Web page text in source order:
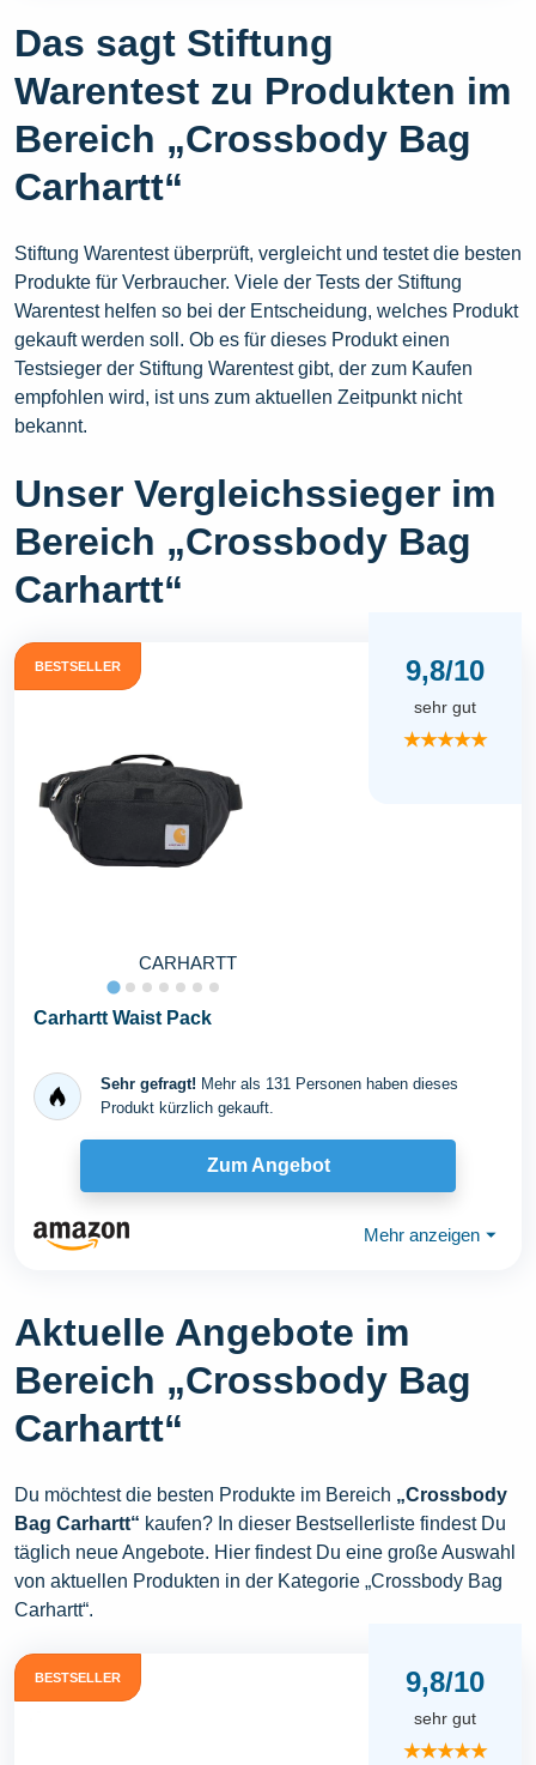
Das sagt Stiftung
Warentest zu Produkten im
Bereich „Crossbody Bag
Carhartt“
Stiftung Warentest überprüft, vergleicht und testet die besten
Produkte für Verbraucher. Viele der Tests der Stiftung
Warentest helfen so bei der Entscheidung, welches Produkt
gekauft werden soll. Ob es für dieses Produkt einen
Testsieger der Stiftung Warentest gibt, der zum Kaufen
empfohlen wird, ist uns zum aktuellen Zeitpunkt nicht
bekannt.
Unser Vergleichssieger im
Bereich „Crossbody Bag
Carhartt“
BESTSELLER
CARHARTT
9,8/10
sehr gut
★★★★★
Carhartt Waist Pack
Sehr gefragt! Mehr als 131 Personen haben dieses
Produkt kürzlich gekauft.
Zum Angebot
Mehr anzeigen ⏷
Aktuelle Angebote im
Bereich „Crossbody Bag
Carhartt“
Du möchtest die besten Produkte im Bereich „Crossbody
Bag Carhartt“ kaufen? In dieser Bestsellerliste findest Du
täglich neue Angebote. Hier findest Du eine große Auswahl
von aktuellen Produkten in der Kategorie „Crossbody Bag
Carhartt“.
BESTSELLER 9,8/10
sehr gut
★★★★★